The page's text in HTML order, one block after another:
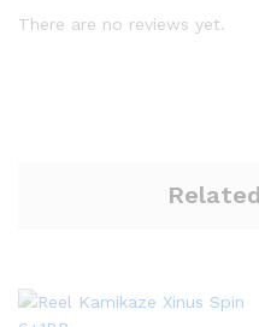
There are no reviews yet.